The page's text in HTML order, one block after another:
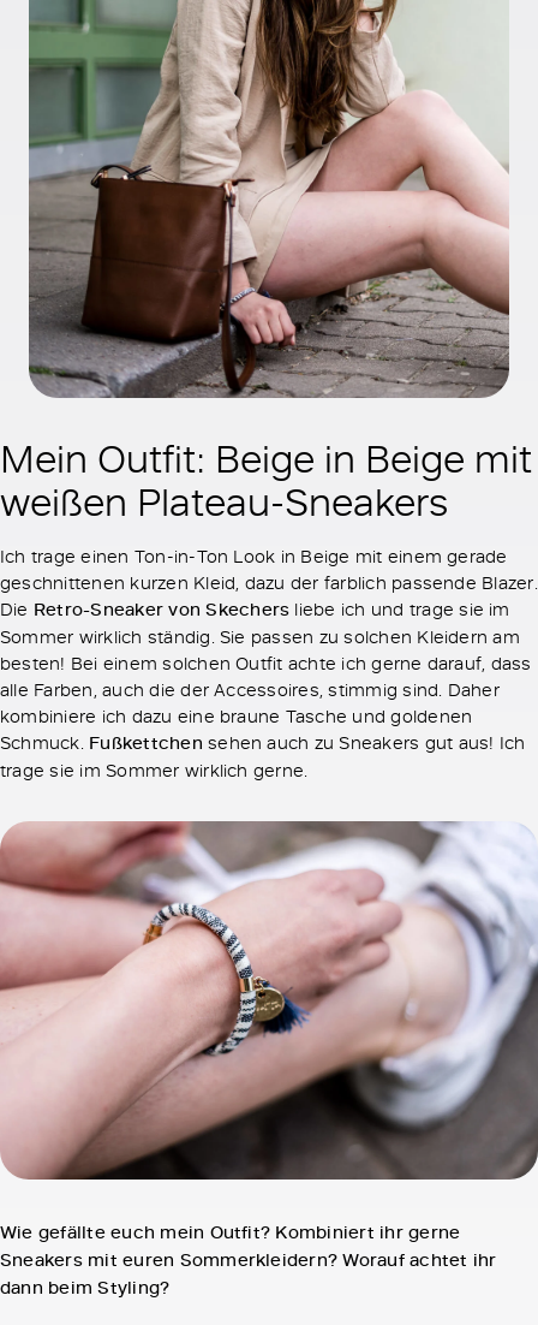
Mein Outfit: Beige in Beige mit
weißen Plateau-Sneakers
Ich trage einen Ton-in-Ton Look in Beige mit einem gerade
geschnittenen kurzen Kleid, dazu der farblich passende Blazer.
Die Retro-Sneaker von Skechers liebe ich und trage sie im
Sommer wirklich ständig. Sie passen zu solchen Kleidern am
besten! Bei einem solchen Outfit achte ich gerne darauf, dass
alle Farben, auch die der Accessoires, stimmig sind. Daher
kombiniere ich dazu eine braune Tasche und goldenen
Schmuck. Fußkettchen sehen auch zu Sneakers gut aus! Ich
trage sie im Sommer wirklich gerne.
Wie gefällte euch mein Outfit? Kombiniert ihr gerne
Sneakers mit euren Sommerkleidern? Worauf achtet ihr
dann beim Styling?